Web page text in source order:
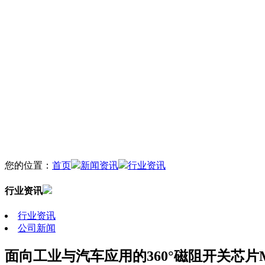
您的位置： 首页 新闻资讯 行业资讯
行业资讯
行业资讯
公司新闻
面向工业与汽车应用的360°磁阻开关芯片